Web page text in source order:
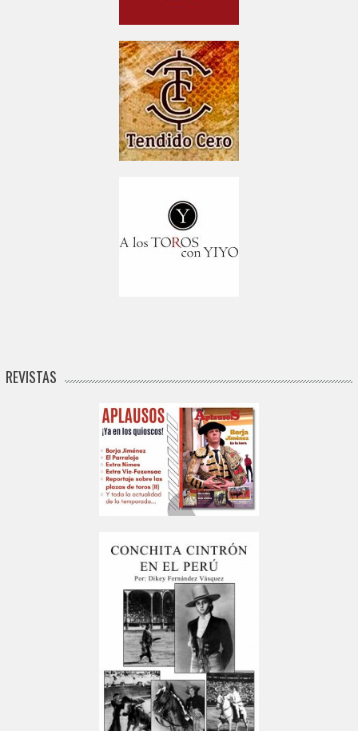
REVISTAS